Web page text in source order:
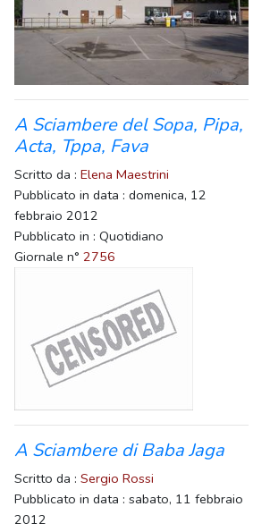
A Sciambere del Sopa, Pipa,
Acta, Tppa, Fava
Scritto da : Elena Maestrini
Pubblicato in data : domenica, 12
febbraio 2012
Pubblicato in : Quotidiano
Giornale n° 2756
A Sciambere di Baba Jaga
Scritto da : Sergio Rossi
Pubblicato in data : sabato, 11 febbraio
2012